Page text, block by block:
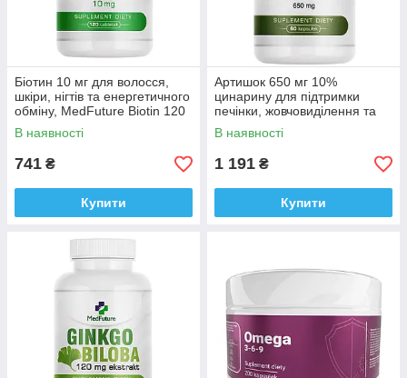
Біотин 10 мг для волосся,
шкіри, нігтів та енергетичного
обміну, MedFuture Biotin 120
таблеток Доставка з ЄС
В наявності
741 ₴
Купити
Артишок 650 мг 10%
цинарину для підтримки
печінки, жовчовиділення та
травлення Medfuture
Artichoke 650 mg, 60 кап.
Доставка з ЄС
В наявності
1 191 ₴
Купити